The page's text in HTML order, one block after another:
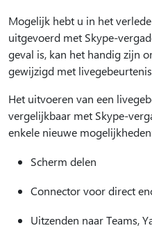
Mogelijk hebt u in het
uitgevoerd met Skype-
geval is, kan het handig zijn
gewijzigd met
Het uitvoeren van een
vergelijkbaar met Skype-
enkele nieuwe
Scherm delen
Connector voor direct
Uitzenden naar Teams,